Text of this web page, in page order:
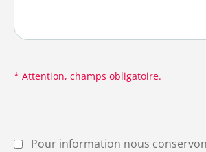
* Attention, champs obligatoire.
Pour information nous